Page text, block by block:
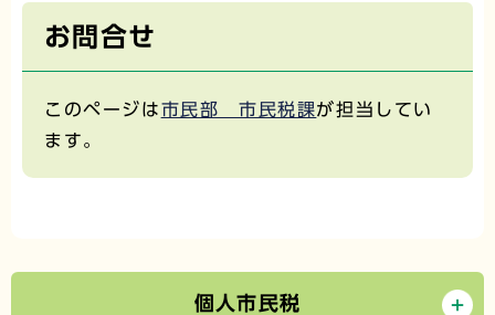
お問合せ
このページは市民部 市民税課が担当してい
ます。
個人市民税